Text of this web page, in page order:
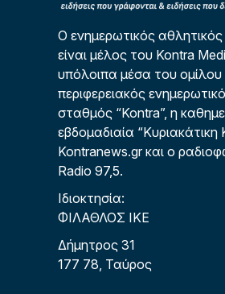
Ο ενημερωτικός
είναι μέλος του Kontra
υπόλοιπα μέσα του ομίλου
περιφερειακός
σταθμός “Kontra”, η
εβδομαδιαία
Kontranews.gr και ο
Radio 97,5.
Ιδιοκτησία:
ΦΙΛΑΘΛΟΣ ΙΚΕ
Δήμητρος 31
177 78, Ταύρος